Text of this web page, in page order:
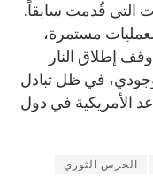
التي قُدمت سابقاً.
مستمرة،
إطلاق النار
وجودي، في ظل تبادل
الأمريكية في دول
الحرس الثوري